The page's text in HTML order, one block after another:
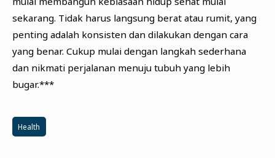
sekarang. Tidak harus langsung berat atau rumit, yang
penting adalah konsisten dan dilakukan dengan cara
yang benar. Cukup mulai dengan langkah sederhana
dan nikmati perjalanan menuju tubuh yang lebih
bugar.***
Health